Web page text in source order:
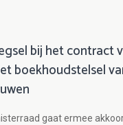
bij het contract
boekhoudstelsel
gaat ermee